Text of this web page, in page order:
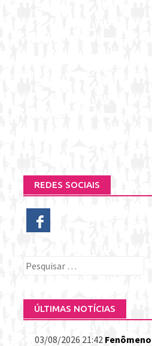
REDES SOCIAIS
Pesquisar
ÚLTIMAS NOTÍCIAS
03/08/2026 21:42